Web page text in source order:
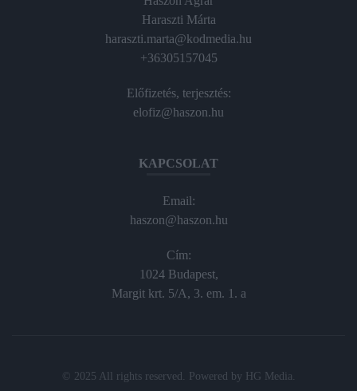
Haraszti Márta
haraszti.marta@kodmedia.hu
+36305157045
Előfizetés, terjesztés:
elofiz@haszon.hu
KAPCSOLAT
Email:
haszon@haszon.hu
Cím:
1024 Budapest,
Margit krt. 5/A, 3. em. 1. a
© 2025 All rights reserved. Powered by HG Media